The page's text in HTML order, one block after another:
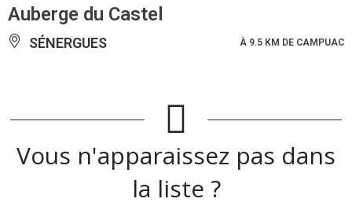
Auberge du Castel
SÉNERGUES À 9.5 KM DE CAMPUAC
Vous n'apparaissez pas dans
la liste ?